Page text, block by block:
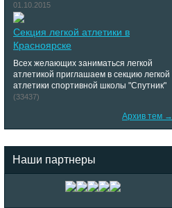
01.10.2015
Секция легкой атлетики в
Красноярске
Всех желающих заниматься легкой
атлетикой приглашаем в секцию легкой
атлетики спортивной школы "Спутник"
(33437)
Архив тем →
Наши партнеры